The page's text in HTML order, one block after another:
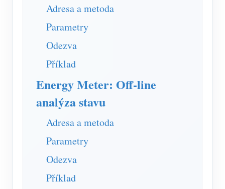
Adresa a metoda
Parametry
Odezva
Příklad
Energy Meter: Off-line
analýza stavu
Adresa a metoda
Parametry
Odezva
Příklad